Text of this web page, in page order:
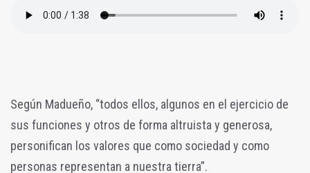
Según Madueño, “todos ellos, algunos en el ejercicio de
sus funciones y otros de forma altruista y generosa,
personifican los valores que como sociedad y como
personas representan a nuestra tierra”.